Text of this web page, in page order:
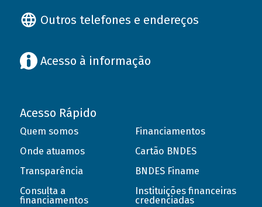
Outros telefones e endereços
Acesso à informação
Acesso Rápido
Quem somos
Onde atuamos
Transparência
Consulta a
financiamentos
Financiamentos
Cartão BNDES
BNDES Finame
Instituições financeiras
credenciadas